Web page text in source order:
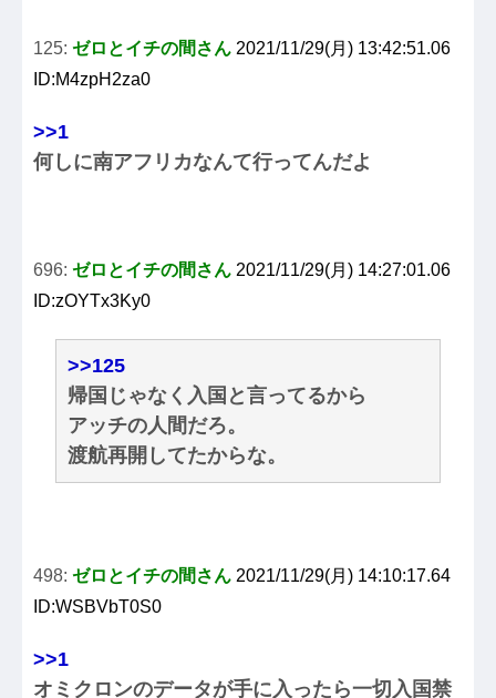
125: ゼロとイチの間さん 2021/11/29(月) 13:42:51.06
ID:M4zpH2za0
>>1
何しに南アフリカなんて行ってんだよ
696: ゼロとイチの間さん 2021/11/29(月) 14:27:01.06
ID:zOYTx3Ky0
>>125
帰国じゃなく入国と言ってるから
アッチの人間だろ。
渡航再開してたからな。
498: ゼロとイチの間さん 2021/11/29(月) 14:10:17.64
ID:WSBVbT0S0
>>1
オミクロンのデータが手に入ったら一切入国禁